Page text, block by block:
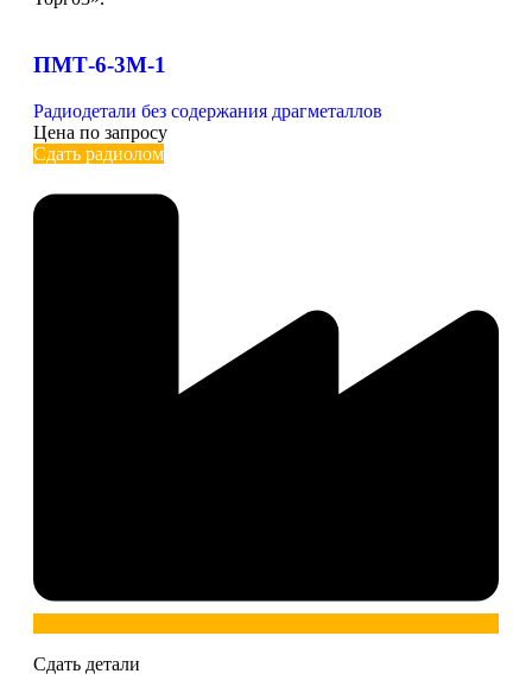
ПМТ-6-3М-1
Радиодетали без содержания драгметаллов
Цена по запросу
Сдать радиолом
Сдать детали